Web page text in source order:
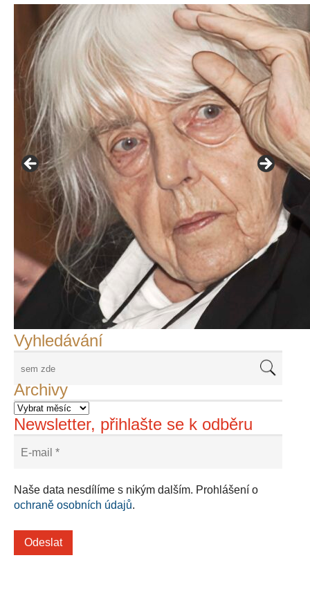
František Skála - film Veřejný prostor
Adriena Šimotová
Richard Štipl v Benátkách
Langweiluv model v Praze
Japanolog Petr Geisler, foto: Petr Šálek
©Frank Kortan,Yellow Shark, portrét Franka Zappy
Nové Svatovítské varhany
Vyhledávání
Archivy
Newsletter, přihlašte se k odběru
Naše data nesdílíme s nikým dalším. Prohlášení o
ochraně osobních údajů.